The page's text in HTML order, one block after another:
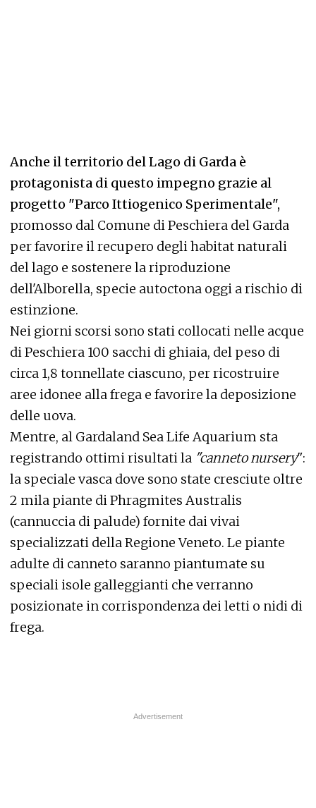
Anche il territorio del Lago di Garda è
protagonista di questo impegno grazie al
progetto "Parco Ittiogenico Sperimentale",
promosso dal Comune di Peschiera del Garda
per favorire il recupero degli habitat naturali
del lago e sostenere la riproduzione
dell'Alborella, specie autoctona oggi a rischio di
estinzione.
Nei giorni scorsi sono stati collocati nelle acque
di Peschiera 100 sacchi di ghiaia, del peso di
circa 1,8 tonnellate ciascuno, per ricostruire
aree idonee alla frega e favorire la deposizione
delle uova.
Mentre, al Gardaland Sea Life Aquarium sta
registrando ottimi risultati la "canneto nursery":
la speciale vasca dove sono state cresciute oltre
2 mila piante di Phragmites Australis
(cannuccia di palude) fornite dai vivai
specializzati della Regione Veneto. Le piante
adulte di canneto saranno piantumate su
speciali isole galleggianti che verranno
posizionate in corrispondenza dei letti o nidi di
frega.